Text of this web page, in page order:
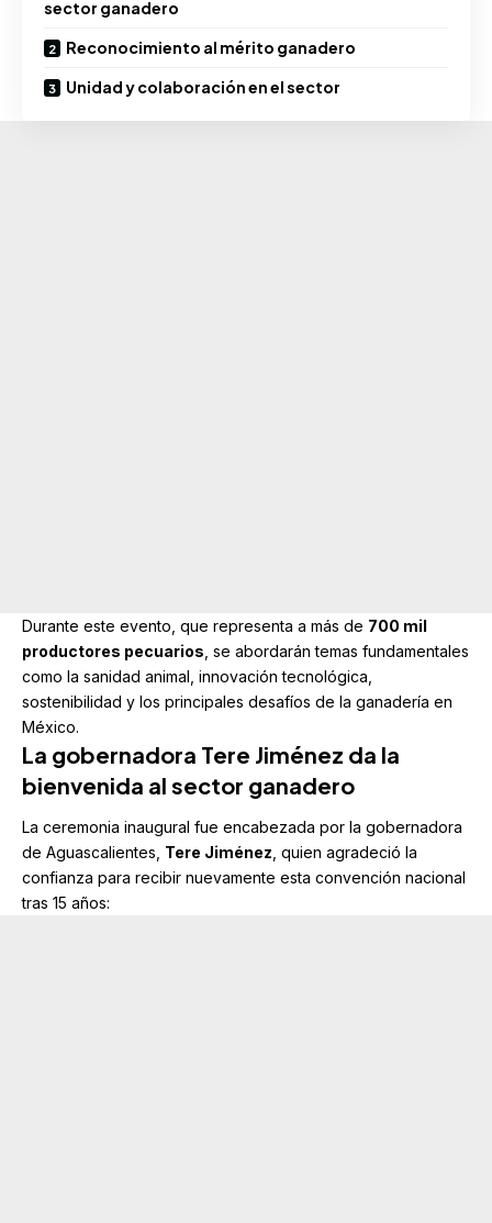
sector ganadero
Reconocimiento al mérito ganadero
Unidad y colaboración en el sector
Durante este evento, que representa a más de 700 mil
productores pecuarios , se abordarán temas fundamentales
como la sanidad animal, innovación tecnológica,
sostenibilidad y los principales desafíos de la ganadería en
México.
La gobernadora Tere Jiménez da la
bienvenida al sector ganadero
La ceremonia inaugural fue encabezada por la gobernadora
de Aguascalientes, Tere Jiménez, quien agradeció la
confianza para recibir nuevamente esta convención nacional
tras 15 años: